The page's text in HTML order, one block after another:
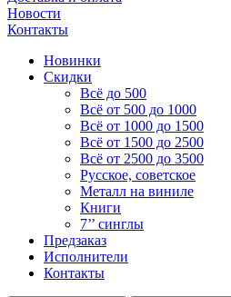
Новости
Контакты
Новинки
Скидки
Всё до 500
Всё от 500 до 1000
Всё от 1000 до 1500
Всё от 1500 до 2500
Всё от 2500 до 3500
Русское, советское
Металл на виниле
Книги
7’’ синглы
Предзаказ
Исполнители
Контакты